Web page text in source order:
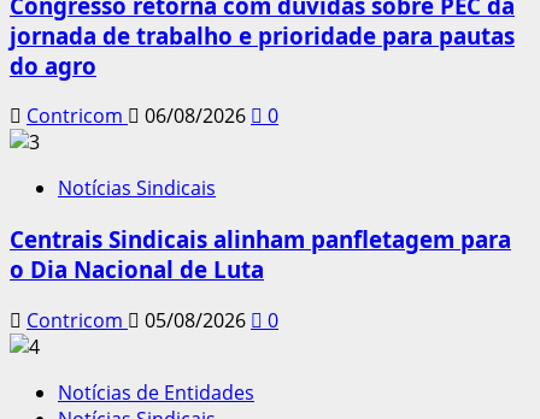
jornada de trabalho e prioridade para pautas
do agro
Contricom 06/08/2026 0
Notícias Sindicais
Centrais Sindicais alinham panfletagem para
o Dia Nacional de Luta
Contricom 05/08/2026 0
Notícias de Entidades